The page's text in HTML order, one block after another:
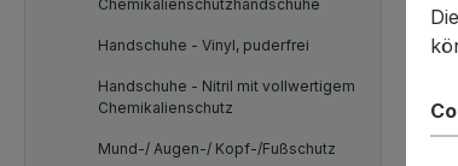
Chemikalienschutzhandschuhe
Handschuhe - Vinyl, puderfrei
Handschuhe - Nitril mit vollwertigem
Chemikalienschutz
Mund-/ Augen-/ Kopf-/Fußschutz